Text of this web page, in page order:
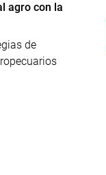
agro con la
de